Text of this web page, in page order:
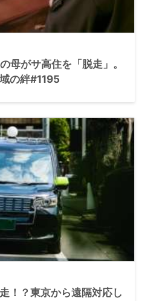
母がサ高住を「脱走」。
の絆#1195
！？東京から遠隔対応し